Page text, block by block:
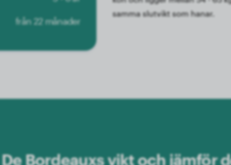
från 22 månader
samma slutvikt som hanar.
Bordeauxs vikt och jämför